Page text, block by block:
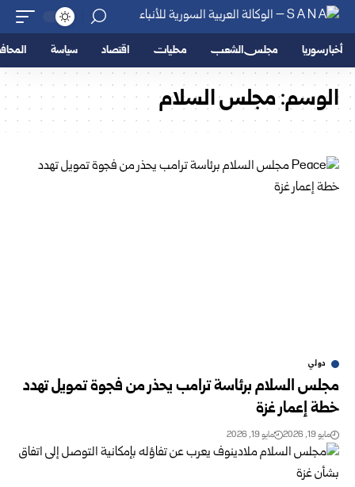
أخبار سوريا مجلس الشعب محليات اقتصاد سياسة
الوسم:مجلس السلام
دولي
مجلس السلام برئاسة ترامب يحذر من فجوة تمويل تهدد
خطة إعمار غزة
مايو 19, 2026 مايو 19, 2026